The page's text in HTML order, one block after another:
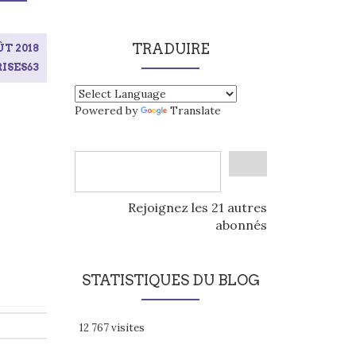
2018
TRADUIRE
Powered by Translate
Rejoignez les 21 autres
abonnés
STATISTIQUES DU BLOG
12 767 visites